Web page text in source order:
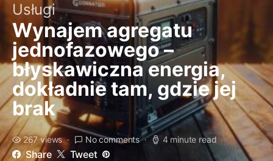
Usługi
Wynajem agregatu
jednofazowego –
błyskawiczna energia,
dokładnie tam, gdzie jej
brak
267 views No comments 4 minute read
Share Tweet